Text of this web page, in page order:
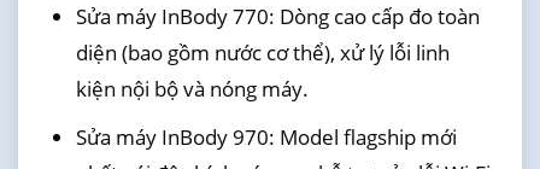
Sửa máy InBody 770: Dòng cao cấp đo toàn
diện (bao gồm nước cơ thể), xử lý lỗi linh
kiện nội bộ và nóng máy.
Sửa máy InBody 970: Model flagship mới